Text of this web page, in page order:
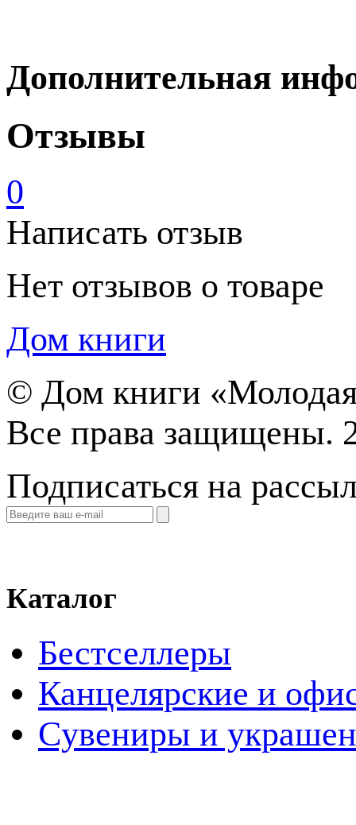
Дополнительная
Отзывы
0
Написать отзыв
Нет отзывов о товаре
Дом книги
© Дом книги
Все права защищены.
Подписаться на
Каталог
Бестселлеры
Канцелярские и
Cувениры и